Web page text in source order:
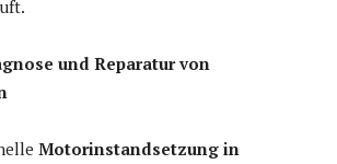
und Reparatur von
Motorinstandsetzung in